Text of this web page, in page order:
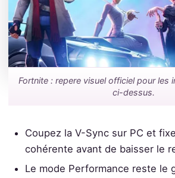
Fortnite : repere visuel officiel pour les
ci-dessus.
Coupez la V-Sync sur PC et
cohérente avant de baisser le
Le mode Performance reste le